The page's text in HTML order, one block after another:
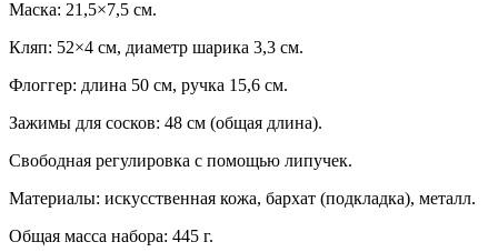
Маска: 21,5×7,5 см.
Кляп: 52×4 см, диаметр шарика 3,3 см.
Флоггер: длина 50 см, ручка 15,6 см.
Зажимы для сосков: 48 см (общая длина).
Свободная регулировка с помощью липучек.
Материалы: искусственная кожа, бархат (подкладка), металл.
Общая масса набора: 445 г.